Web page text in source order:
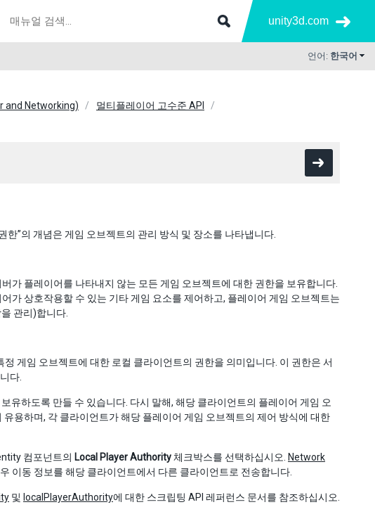
unity3d.com
언어: 한국어
and Networking)
멀티플레이어 고수준 API
”의 개념은 게임 오브젝트의 관리 방식 및 장소를 나타냅니다.
가 플레이어를 나타내지 않는 모든 게임 오브젝트에 대한 권한을 보유합니다.
가 상호작용할 수 있는 기타 게임 요소를 제어하고, 플레이어 게임 오브젝트는
관리)합니다.
게임 오브젝트에 대한 로컬 클라이언트의 권한을 의미입니다. 이 권한은 서
다.
유하도록 만들 수 있습니다. 다시 말해, 해당 클라이언트의 플레이어 게임 오
용하며, 각 클라이언트가 해당 플레이어 게임 오브젝트의 제어 방식에 대한
컴포넌트의 Local Player Authority 체크박스를 선택하십시오.
Network
이동 정보를 해당 클라이언트에서 다른 클라이언트로 전송합니다.
및 localPlayerAuthority에 대한 스크립팅 API 레퍼런스 문서를 참조하십시오.